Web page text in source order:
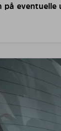
eventuelle